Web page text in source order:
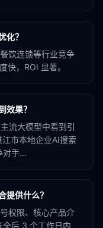
化？
饮连锁等行业竞争
快，ROI 显著。
效果？
流大模型中看到引
市本地企业AI搜索
对手...
提供什么？
权限、核心产品介
全后 3 个工作日内